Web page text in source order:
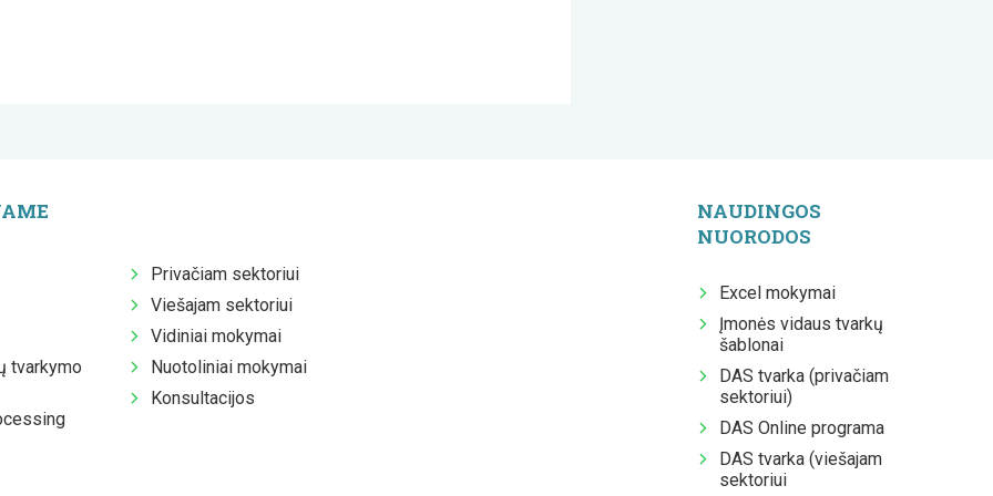
tvarkymo
Privačiam sektoriui
Viešajam sektoriui
Vidiniai mokymai
Nuotoliniai mokymai
Konsultacijos
NAUDINGOS
NUORODOS
Excel mokymai
Įmonės vidaus tvarkų
šablonai
DAS tvarka (privačiam
sektoriui)
DAS Online programa
DAS tvarka (viešajam
sektoriui